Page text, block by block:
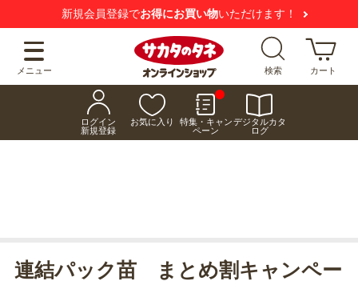
新規会員登録でお得にお買い物いただけます！
メニュー 検索 カート
ログイン
新規登録
お気に入り
特集・キャン
ペーン
デジタルカタ
ログ
連結パック苗 まとめ割キャンペー